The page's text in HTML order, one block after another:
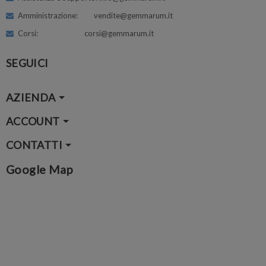
Amministrazione: vendite@gemmarum.it
Corsi: corsi@gemmarum.it
SEGUICI
AZIENDA
ACCOUNT
CONTATTI
Google Map